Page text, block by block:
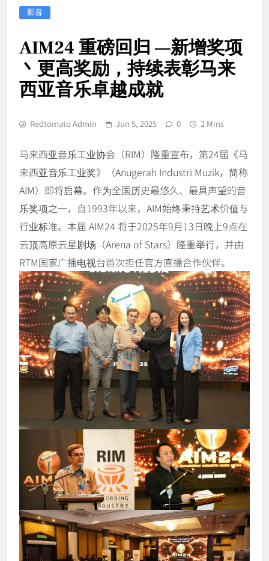
影音
AIM24 重磅回归 —新增奖项
丶更高奖励，持续表彰马来
西亚音乐卓越成就
Redtomato Admin Jun 5, 2025 0 2 Mins
马来西亚音乐工业协会（RIM）隆重宣布，第24届《马
来西亚音乐工业奖》（Anugerah Industri Muzik，简称
AIM）即将启幕。作为全国历史最悠久、最具声望的音
乐奖项之一，自1993年以来，AIM始终秉持艺术价值与
行业标准。本届 AIM24 将于2025年9月13日晚上9点在
云顶高原云星剧场（Arena of Stars）隆重举行，并由
RTM国家广播电视台首次担任官方直播合作伙伴。